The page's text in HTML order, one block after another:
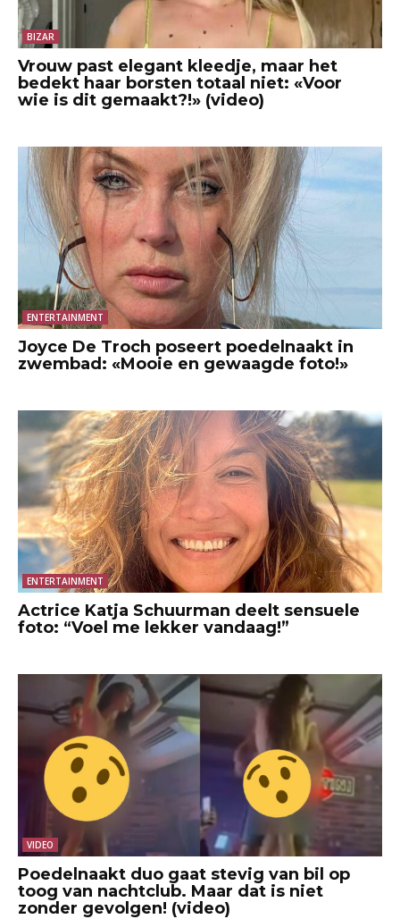
BIZAR
Vrouw past elegant kleedje, maar het
bedekt haar borsten totaal niet: «Voor
wie is dit gemaakt?!» (video)
ENTERTAINMENT
Joyce De Troch poseert poedelnaakt in
zwembad: «Mooie en gewaagde foto!»
ENTERTAINMENT
Actrice Katja Schuurman deelt sensuele
foto: “Voel me lekker vandaag!”
VIDEO
Poedelnaakt duo gaat stevig van bil op
toog van nachtclub. Maar dat is niet
zonder gevolgen! (video)